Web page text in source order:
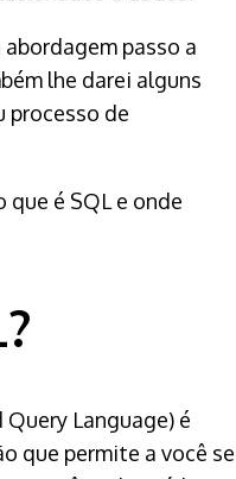
passo a
lhe darei alguns
processo de
que é SQL e onde
Language) é
que permite a você se